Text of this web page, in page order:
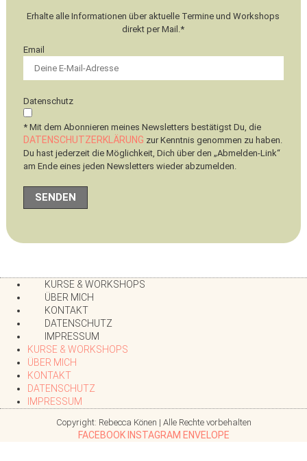
Erhalte alle Informationen über aktuelle Termine und Workshops
direkt per Mail.*
Email
Datenschutz
* Mit dem Abonnieren meines Newsletters bestätigst Du, die
DATENSCHUTZERKLÄRUNG zur Kenntnis genommen zu haben.
Du hast jederzeit die Möglichkeit, Dich über den „Abmelden-Link“
am Ende eines jeden Newsletters wieder abzumelden.
SENDEN
KURSE & WORKSHOPS
ÜBER MICH
KONTAKT
DATENSCHUTZ
IMPRESSUM
KURSE & WORKSHOPS
ÜBER MICH
KONTAKT
DATENSCHUTZ
IMPRESSUM
Copyright: Rebecca Könen | Alle Rechte vorbehalten
FACEBOOK INSTAGRAM ENVELOPE